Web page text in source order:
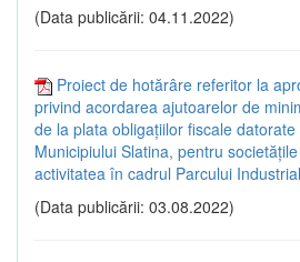
(Data publicării: 04.11.2022)
Proiect de hotărâre referitor la
privind acordarea ajutoarelor de
de la plata obligațiilor fiscale
Municipiului Slatina, pentru
activitatea în cadrul Parcului
(Data publicării: 03.08.2022)